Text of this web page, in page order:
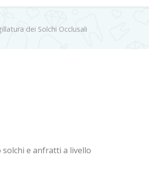
dei Solchi Occlusali
e anfratti a livello